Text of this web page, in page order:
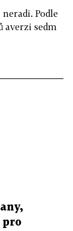
Podle
averzi sedm
pro